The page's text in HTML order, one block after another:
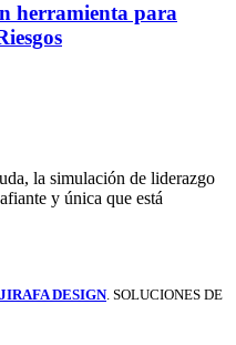
herramienta para
la simulación de liderazgo
y única que está
JIRAFA DESIGN. SOLUCIONES DE